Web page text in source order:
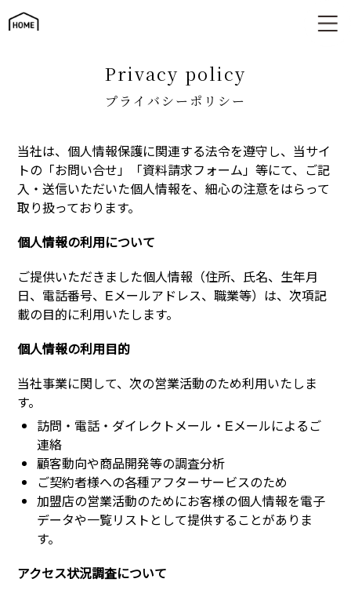
個人情報の取り扱いについて
privacy policy
プライバシーポリシー
当社は、個人情報保護に関連する法令を遵守し、当サイ
トの「お問い合せ」「資料請求フォーム」等にて、ご記
入・送信いただいた個人情報を、細心の注意をはらって
取り扱っております。
個人情報の利用について
ご提供いただきました個人情報（住所、氏名、生年月
日、電話番号、Eメールアドレス、職業等）は、次項記
載の目的に利用いたします。
個人情報の利用目的
当社事業に関して、次の営業活動のため利用いたしま
す。
訪問・電話・ダイレクトメール・Eメールによるご
連絡
顧客動向や商品開発等の調査分析
ご契約者様への各種アフターサービスのため
加盟店の営業活動のためにお客様の個人情報を電子
データや一覧リストとして提供することがありま
す。
アクセス状況調査について